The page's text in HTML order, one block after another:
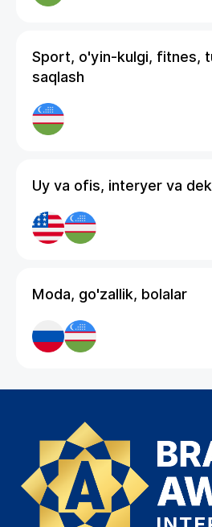
Sport, o'yin-kulgi, fitnes,
saqlash
Uy va ofis, interyer va
Moda, go'zallik, bolalar